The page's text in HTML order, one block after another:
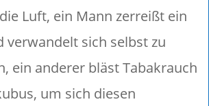
Luft, ein Mann zerreißt ein
verwandelt sich selbst zu
ein anderer bläst Tabakrauch
um sich diesen